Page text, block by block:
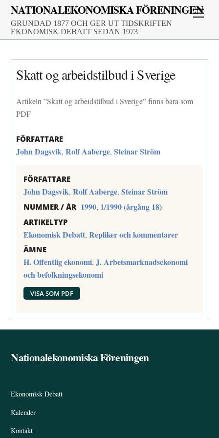
Skip
content
NATIONALEKONOMISKA FÖRENINGEN
GRUNDAD 1877 OCH GER UT TIDSKRIFTEN
EKONOMISK DEBATT SEDAN 1973
Skatt og arbeidstilbud i Sverige
Artikeln ”Skatt og arbeidstilbud i Sverige” finns bara som
PDF
FÖRFATTARE
John Dagsvik,Rolf Aaberge,Steinar Ström
FÖRFATTARE
John Dagsvik,Rolf Aaberge,Steinar Ström
NUMMER / ÅR 1990, 1/1990 (årgång 18)
ARTIKELTYP
Ekonomisk Debatt,Repliker och kommentarer
ÄMNE
H. Offentlig ekonomi,J. Arbetsmarknadsekonomi
och befolkningsekonomi
VISA SOM PDF
Back
Nationalekonomiska Föreningen
Ekonomisk Debatt
Kalender
Kontakt